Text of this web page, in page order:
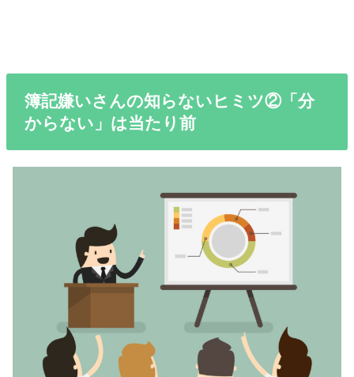
簿記嫌いさんの知らないヒミツ②「分
からない」は当たり前